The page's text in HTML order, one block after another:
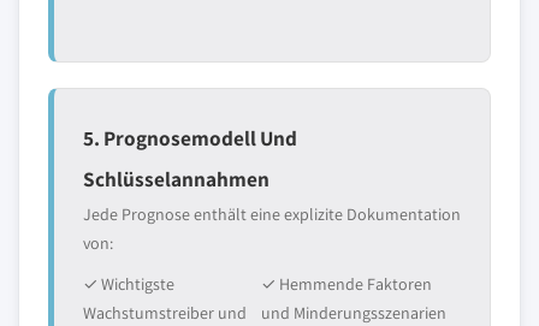
5. Prognosemodell Und
Schlüsselannahmen
Jede Prognose enthält eine explizite Dokumentation
von:
✓ Wichtigste
Wachstumstreiber und
✓ Hemmende Faktoren
und Minderungsszenarien